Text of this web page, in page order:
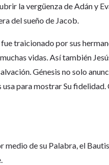
la vergüenza de Adán y
del sueño de Jacob.
traicionado por sus
vidas. Así también
Génesis no solo
para mostrar Su
de su Palabra, el